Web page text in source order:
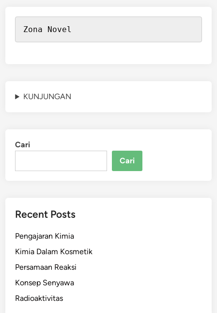
Zona Novel
KUNJUNGAN
Cari
Cari
Recent Posts
Pengajaran Kimia
Kimia Dalam Kosmetik
Persamaan Reaksi
Konsep Senyawa
Radioaktivitas